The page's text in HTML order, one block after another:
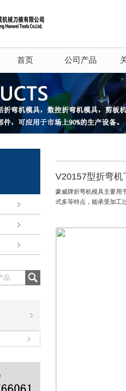
首页 公司产品
V20157型折弯机
豪威牌折弯机模具主要用
式多等特点，能承受加工